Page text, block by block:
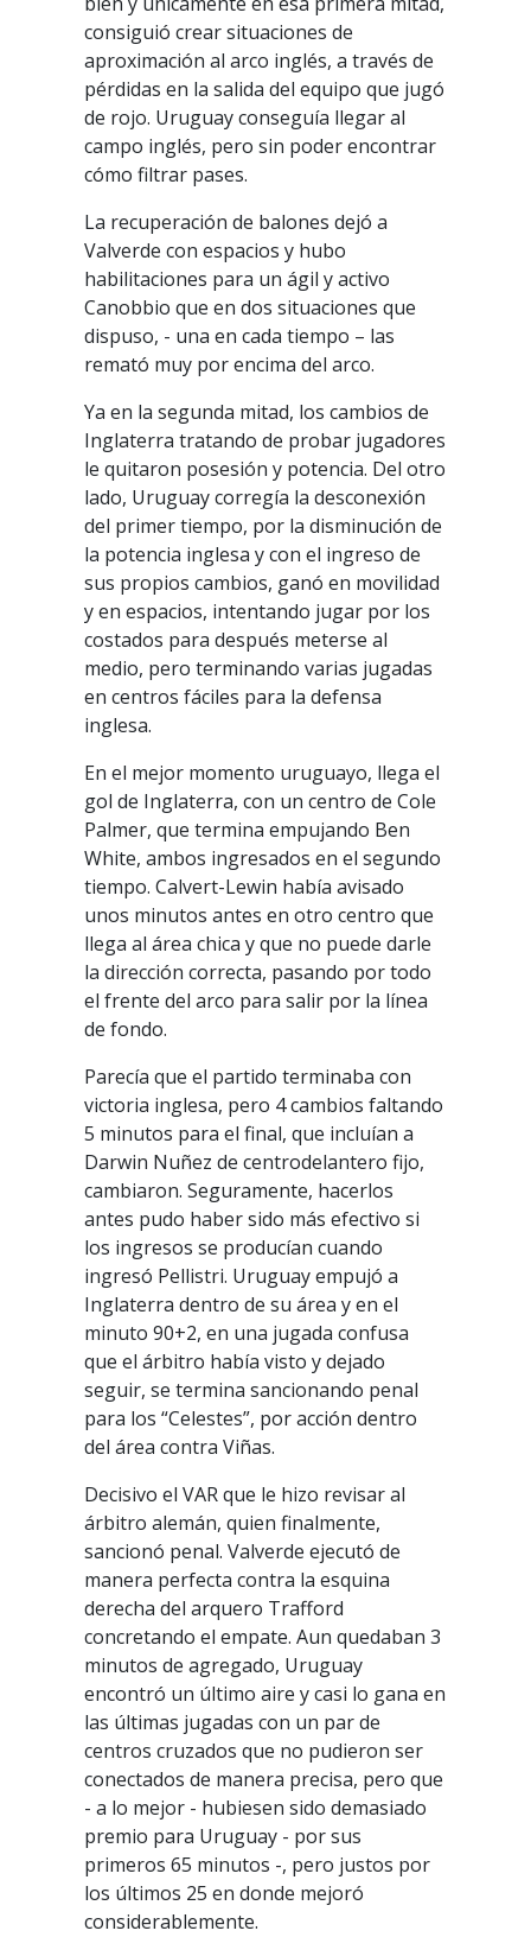
consiguió crear situaciones de
aproximación al arco inglés, a través de
pérdidas en la salida del equipo que jugó
de rojo. Uruguay conseguía llegar al
campo inglés, pero sin poder encontrar
cómo filtrar pases.
La recuperación de balones dejó a
Valverde con espacios y hubo
habilitaciones para un ágil y activo
Canobbio que en dos situaciones que
dispuso, - una en cada tiempo – las
remató muy por encima del arco.
Ya en la segunda mitad, los cambios de
Inglaterra tratando de probar jugadores
le quitaron posesión y potencia. Del otro
lado, Uruguay corregía la desconexión
del primer tiempo, por la disminución de
la potencia inglesa y con el ingreso de
sus propios cambios, ganó en movilidad
y en espacios, intentando jugar por los
costados para después meterse al
medio, pero terminando varias jugadas
en centros fáciles para la defensa
inglesa.
En el mejor momento uruguayo, llega el
gol de Inglaterra, con un centro de Cole
Palmer, que termina empujando Ben
White, ambos ingresados en el segundo
tiempo. Calvert-Lewin había avisado
unos minutos antes en otro centro que
llega al área chica y que no puede darle
la dirección correcta, pasando por todo
el frente del arco para salir por la línea
de fondo.
Parecía que el partido terminaba con
victoria inglesa, pero 4 cambios faltando
5 minutos para el final, que incluían a
Darwin Nuñez de centrodelantero fijo,
cambiaron. Seguramente, hacerlos
antes pudo haber sido más efectivo si
los ingresos se producían cuando
ingresó Pellistri. Uruguay empujó a
Inglaterra dentro de su área y en el
minuto 90+2, en una jugada confusa
que el árbitro había visto y dejado
seguir, se termina sancionando penal
para los “Celestes”, por acción dentro
del área contra Viñas.
Decisivo el VAR que le hizo revisar al
árbitro alemán, quien finalmente,
sancionó penal. Valverde ejecutó de
manera perfecta contra la esquina
derecha del arquero Trafford
concretando el empate. Aun quedaban 3
minutos de agregado, Uruguay
encontró un último aire y casi lo gana en
las últimas jugadas con un par de
centros cruzados que no pudieron ser
conectados de manera precisa, pero que
- a lo mejor - hubiesen sido demasiado
premio para Uruguay - por sus
primeros 65 minutos -, pero justos por
los últimos 25 en donde mejoró
considerablemente.